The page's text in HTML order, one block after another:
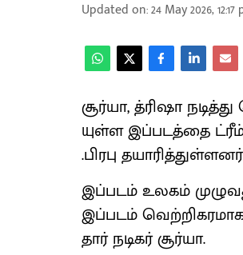
Updated on:24 May 2026, 12:17
சூர்​யா, த்ரிஷா
யுள்ள இப்​படத்தை
.பிரபு
இப்​படம் உலகம்
இப்​படம்
தார் நடிகர் சூர்யா.